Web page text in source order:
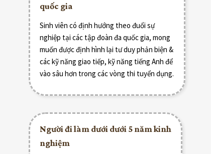
Người đi làm dưới dưới 5 năm kinh
nghiệm
Sinh viên có định hướng theo đuổi sự
nghiệp tại các tập đoàn đa quốc gia, mong
muốn được định hình lại tư duy phản biện &
các kỹ năng giao tiếp, kỹ năng tiếng Anh để
vào sâu hơn trong các vòng thi tuyển dụng.
quốc gia